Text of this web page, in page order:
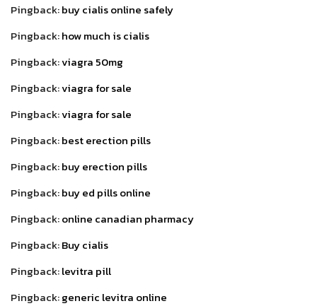
Pingback:buy cialis online safely
Pingback:how much is cialis
Pingback:viagra 50mg
Pingback:viagra for sale
Pingback:viagra for sale
Pingback:best erection pills
Pingback:buy erection pills
Pingback:buy ed pills online
Pingback:online canadian pharmacy
Pingback:Buy cialis
Pingback:levitra pill
Pingback:generic levitra online